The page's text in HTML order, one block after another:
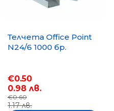
Телчета Office Point
N24/6 1000 бр.
€0.50
0.98 лв.
€0.60
1.17 лв.